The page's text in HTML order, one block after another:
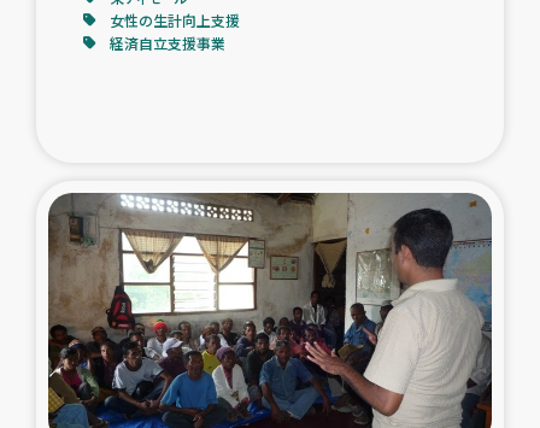
女性の生計向上支援
経済自立支援事業